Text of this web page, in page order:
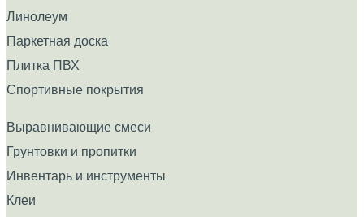
Линолеум
Паркетная доска
Плитка ПВХ
Спортивные покрытия
Выравнивающие смеси
Грунтовки и пропитки
Инвентарь и инструменты
Клеи